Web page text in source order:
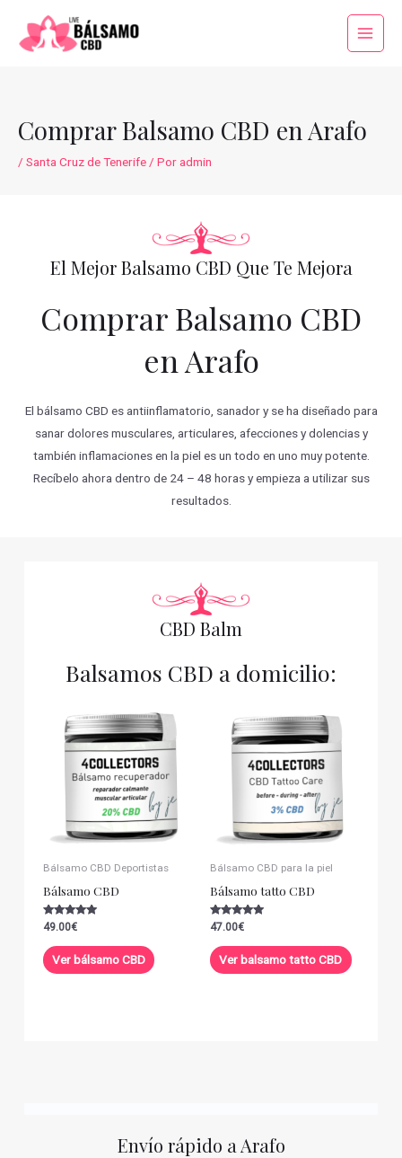
contenido
Main
Comprar Balsamo CBD en Arafo
/ Santa Cruz de Tenerife / Poradmin
El Mejor Balsamo CBD Que Te Mejora
Comprar Balsamo CBD
en Arafo
El bálsamo CBD es antiinflamatorio, sanador y se ha diseñado para
sanar dolores musculares, articulares, afecciones y dolencias y
también inflamaciones en la piel es un todo en uno muy potente.
Recíbelo ahora dentro de 24 – 48 horas y empieza a utilizar sus
resultados.
CBD Balm
Balsamos CBD a domicilio:
Bálsamo CBD Deportistas
Bálsamo CBD
Valorado con
de 5
49.00€
Ver bálsamo CBD
Bálsamo CBD para la piel
Bálsamo tatto CBD
Valorado con
de 5
47.00€
Ver balsamo tatto CBD
Envío rápido a Arafo